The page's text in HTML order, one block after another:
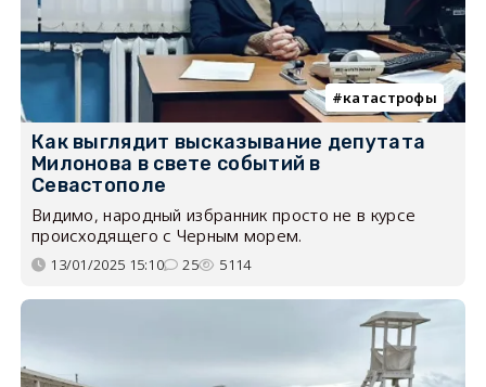
катастрофы
Как выглядит высказывание депутата
Милонова в свете событий в
Севастополе
Видимо, народный избранник просто не в курсе
происходящего с Черным морем.
13/01/2025 15:10 25 5114